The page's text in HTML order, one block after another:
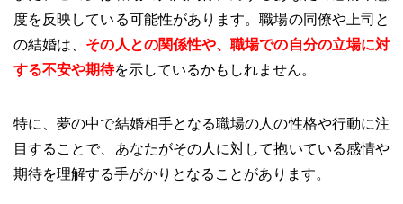
度を反映している可能性があります。職場の同僚や上司と
の結婚は、 その人との関係性や、職場での自分の立場に対
する不安や期待を示しているかもしれません。
特に、夢の中で結婚相手となる職場の人の性格や行動に注
目することで、あなたがその人に対して抱いている感情や
期待を理解する手がかりとなることがあります。